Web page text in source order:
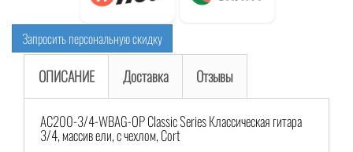
Запросить персональную скидку
ОПИСАНИЕ Доставка Отзывы
AC200-3/4-WBAG-OP Classic Series Классическая гитара
3/4, массив ели, с чехлом, Cort